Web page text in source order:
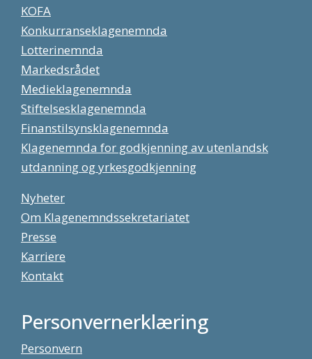
KOFA
Konkurranseklagenemnda
Lotterinemnda
Markedsrådet
Medieklagenemnda
Stiftelsesklagenemnda
Finanstilsynsklagenemnda
Klagenemnda for godkjenning av utenlandsk
utdanning og yrkesgodkjenning
Nyheter
Om Klagenemndssekretariatet
Presse
Karriere
Kontakt
Personvernerklæring
Personvern